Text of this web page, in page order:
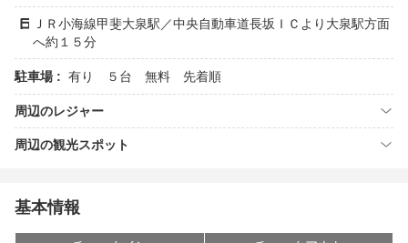
ＪＲ小海線甲斐大泉駅／中央自動車道長坂ＩＣより大泉駅方面
へ約１５分
駐車場 : 有り ５台 無料 先着順
周辺のレジャー
周辺の観光スポット
基本情報